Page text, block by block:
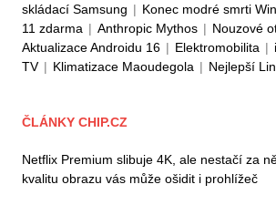
skládací Samsung | Konec modré smrti
11 zdarma | Anthropic Mythos | Nouzové
Aktualizace Androidu 16 | Elektromobilita |
TV | Klimatizace Maoudegola | Nejlepší
ČLÁNKY CHIP.CZ
Netflix Premium slibuje 4K, ale nestačí za
kvalitu obrazu vás může ošidit i prohlížeč